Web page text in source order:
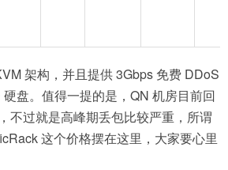
架构，并且提供 3Gbps 免费 DDoS
盘。值得一提的是，QN 机房目前回
不过就是高峰期丢包比较严重，所谓
这个价格摆在这里，大家要心里